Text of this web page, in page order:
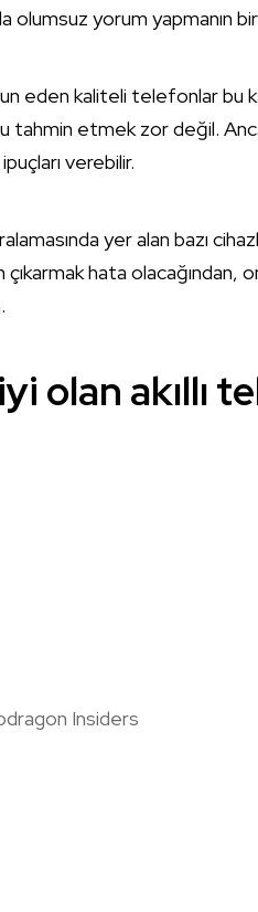
yorum yapmanın bir
eden kaliteli telefonlar
tahmin etmek zor değil.
verebilir.
yer alan bazı
hata olacağından,
olan akıllı
Insiders